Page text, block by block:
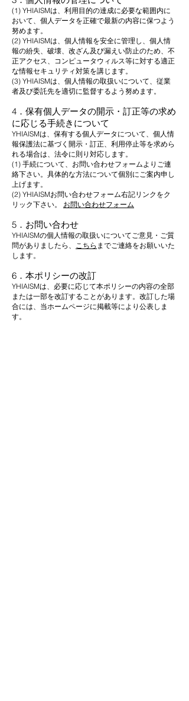
(1) YHIAISMは、利用目的の達成に必要な範囲内に
おいて、個人データを正確で最新の内容に保つよう
努めます。
(2) YHIAISMは、個人情報を安全に管理し、個人情
報の紛失、破壊、改ざん及び漏えい防止のため、不
正アクセス、コンピュータウィルス等に対する適正
な情報セキュリティ対策を講じます。
(3) YHIAISMは、個人情報の取扱いについて、従業
者及び委託先を適切に監督するよう努めます。
4．保有個人データの開示・訂正等の求め
に応じる手続きについて
YHIAISMは、保有する個人データについて、個人情
報保護法に基づく開示・訂正、利用停止等を求めら
れる場合は、法令に則り対応します。
(1) 手続について、お問い合わせフォームよりご連
絡下さい。具体的な方法について個別にご案内申し
上げます。
(2) YHIAISMお問い合わせフォーム右記リンクをク
リック下さい。 お問い合わせフォーム
5．お問い合わせ
YHIAISMの個人情報の取扱いについてご意見・ご質
問がありましたら、 こちら までご連絡をお願いいた
します。
6．本ポリシーの改訂
YHIAISMは、必要に応じて本ポリシーの内容の全部
または一部を改訂することがあります。改訂した場
合には、当ホームページに掲載等により公表しま
す。